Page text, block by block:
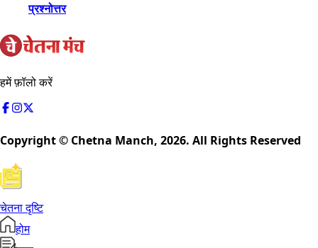
प्रश्नोत्तर
हमें फ़ॉलो करें
Copyright © Chetna Manch, 2026. All Rights Reserved
चेतना दृष्टि
होम